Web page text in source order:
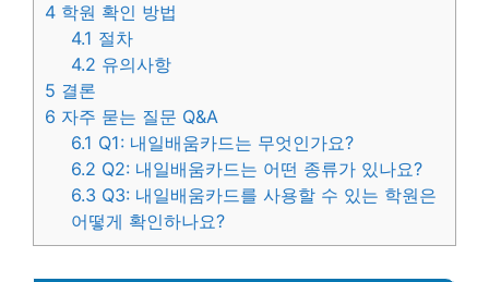
4 학원 확인 방법
4.1 절차
4.2 유의사항
5 결론
6 자주 묻는 질문 Q&A
6.1 Q1: 내일배움카드는 무엇인가요?
6.2 Q2: 내일배움카드는 어떤 종류가 있나요?
6.3 Q3: 내일배움카드를 사용할 수 있는 학원은
어떻게 확인하나요?